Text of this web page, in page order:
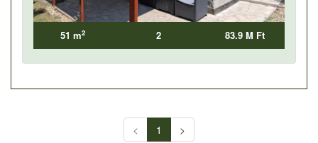
51 m2 2 83.9 M Ft
< 1 >